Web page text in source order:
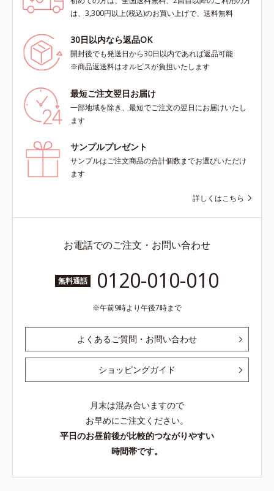
は、3,300円以上(税込)のお買い上げで、送料無料
30日以内なら返品OK
開封後でも発送日から30日以内であれば返品可能
※商品返送料はオルビスが負担いたします
最短ご注文翌日お届け
一部地域を除き、最短でご注文の翌日にお届けいたし
ます
サンプルプレゼント
サンプルはご注文商品の合計個数までお選びいただけ
ます
詳しくはこちら
お電話でのご注文・お問い合わせ
無料通話 0120-010-010
午前9時より午後7時まで
よくあるご質問・お問い合わせ
ショッピングガイド
月末は混み合いますので
お早めにご注文ください。
平日のお昼前後が比較的つながりやすい
時間帯です。